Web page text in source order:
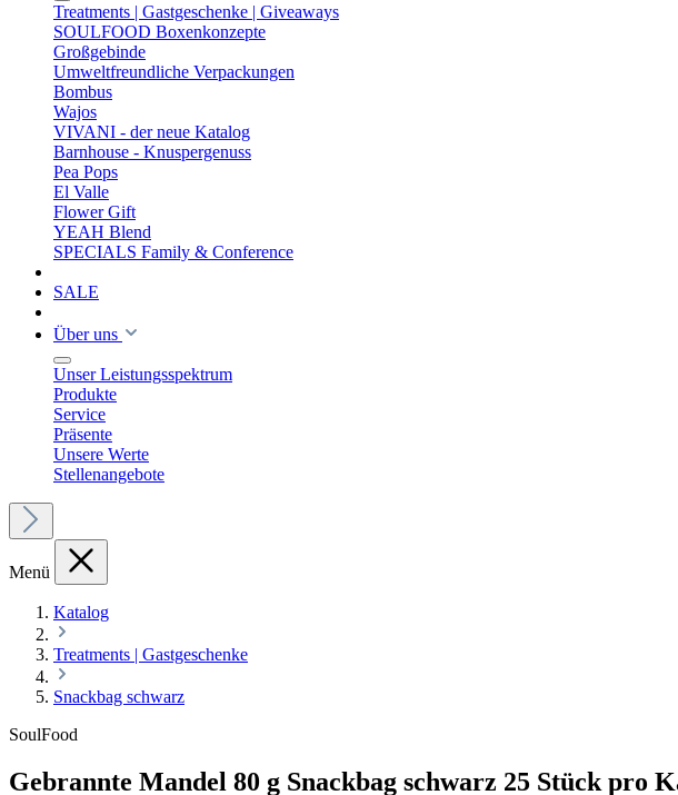
Treatments | Gastgeschenke | Giveaways
SOULFOOD Boxenkonzepte
Großgebinde
Umweltfreundliche Verpackungen
Bombus
Wajos
VIVANI - der neue Katalog
Barnhouse - Knuspergenuss
Pea Pops
El Valle
Flower Gift
YEAH Blend
SPECIALS Family & Conference
SALE
Über uns
Unser Leistungsspektrum
Produkte
Service
Präsente
Unsere Werte
Stellenangebote
Menü
Katalog
Treatments | Gastgeschenke
Snackbag schwarz
SoulFood
Gebrannte Mandel 80 g Snackbag schwarz 25 Stück pro